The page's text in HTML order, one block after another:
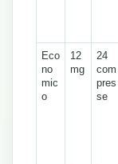
Eco
no
mic
o
12
mg
24
com
pres
se